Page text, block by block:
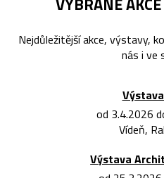
Nejdůležitější akce, výstavy,
nás i ve
od 3.4.2026
Vídeň,
Výstava